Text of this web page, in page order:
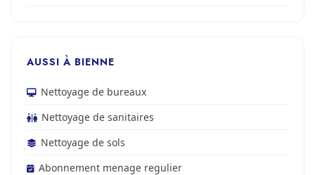
AUSSI À BIENNE
Nettoyage de bureaux
Nettoyage de sanitaires
Nettoyage de sols
Abonnement menage regulier